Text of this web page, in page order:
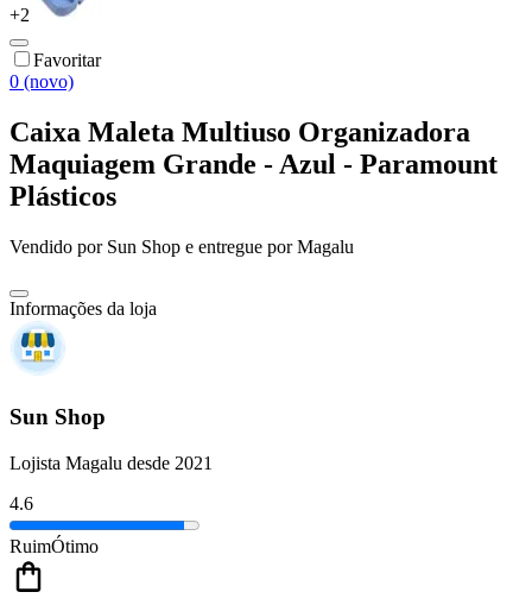
+2
Favoritar
0 (novo)
Caixa Maleta Multiuso Organizadora
Maquiagem Grande - Azul - Paramount
Plásticos
Vendido por Sun Shop e entregue por Magalu
Informações da loja
Sun Shop
Lojista Magalu desde 2021
4.6
RuimÓtimo